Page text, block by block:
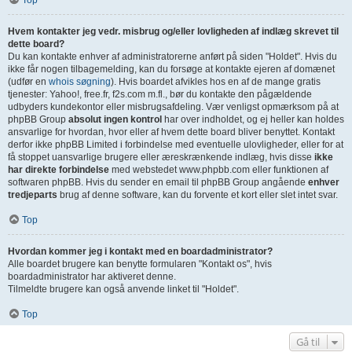
Hvem kontakter jeg vedr. misbrug og/eller lovligheden af indlæg skrevet til
dette board?
Du kan kontakte enhver af administratorerne anført på siden "Holdet". Hvis du
ikke får nogen tilbagemelding, kan du forsøge at kontakte ejeren af domænet
(udfør en whois søgning). Hvis boardet afvikles hos en af de mange gratis
tjenester: Yahoo!, free.fr, f2s.com m.fl., bør du kontakte den pågældende
udbyders kundekontor eller misbrugsafdeling. Vær venligst opmærksom på at
phpBB Group absolut ingen kontrol har over indholdet, og ej heller kan holdes
ansvarlige for hvordan, hvor eller af hvem dette board bliver benyttet. Kontakt
derfor ikke phpBB Limited i forbindelse med eventuelle ulovligheder, eller for at
få stoppet uansvarlige brugere eller æreskrænkende indlæg, hvis disse ikke
har direkte forbindelse med webstedet www.phpbb.com eller funktionen af
softwaren phpBB. Hvis du sender en email til phpBB Group angående enhver
tredjeparts brug af denne software, kan du forvente et kort eller slet intet svar.
Top
Hvordan kommer jeg i kontakt med en boardadministrator?
Alle boardet brugere kan benytte formularen "Kontakt os", hvis
boardadministrator har aktiveret denne.
Tilmeldte brugere kan også anvende linket til "Holdet".
Top
Gå til